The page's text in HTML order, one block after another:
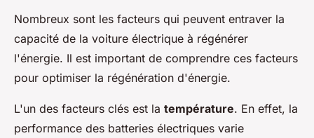
Nombreux sont les facteurs qui peuvent entraver la
capacité de la voiture électrique à régénérer
l'énergie. Il est important de comprendre ces facteurs
pour optimiser la régénération d'énergie.
L'un des facteurs clés est la température. En effet, la
performance des batteries électriques varie